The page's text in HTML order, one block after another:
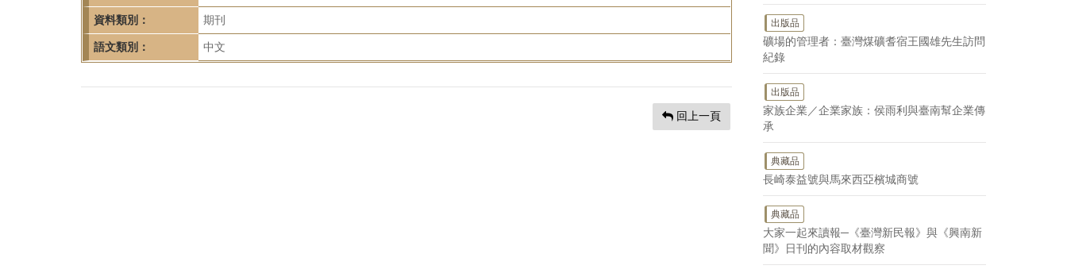
資料類別： 期刊
語文類別： 中文
回上一頁
出版品
礦場的管理者：臺灣煤礦耆宿王國雄先生訪問
紀錄
出版品
家族企業／企業家族：侯雨利與臺南幫企業傳
承
典藏品
長崎泰益號與馬來西亞檳城商號
典藏品
大家一起來讀報─《臺灣新民報》與《興南新
聞》日刊的內容取材觀察